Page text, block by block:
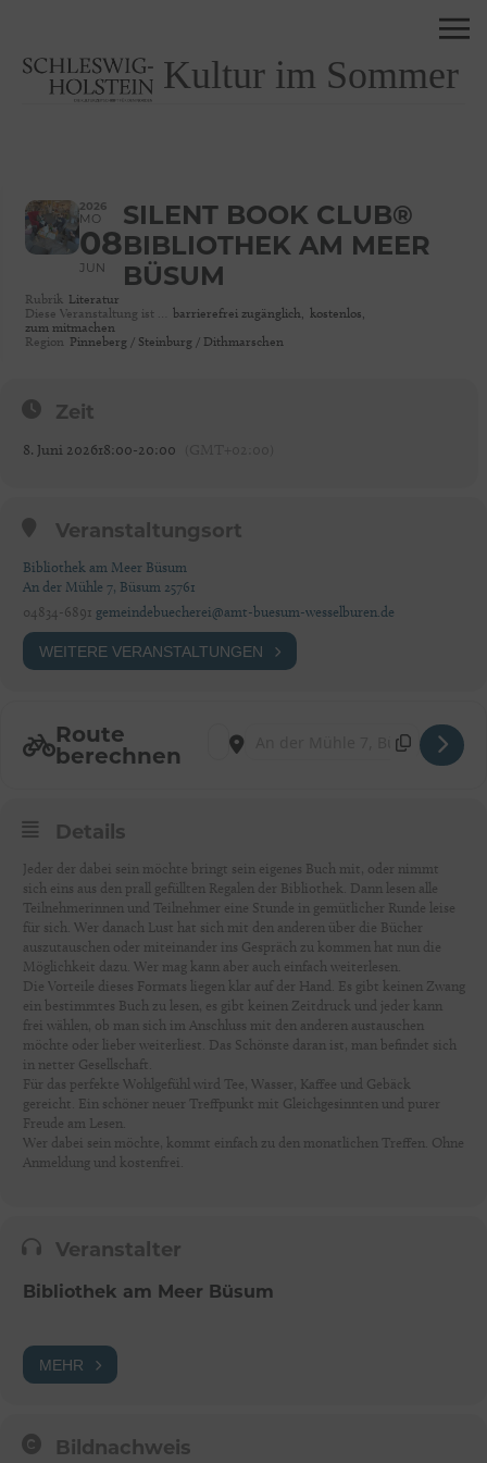
Kultur im Sommer
2026
MO
08
JUN
SILENT BOOK CLUB®
BIBLIOTHEK AM MEER
BÜSUM
Rubrik Literatur
Diese Veranstaltung ist … barrierefrei zugänglich, kostenlos,
zum mitmachen
Region Pinneberg / Steinburg / Dithmarschen
Zeit
8. Juni 202618:00-20:00
Veranstaltungsort
Bibliothek am Meer Büsum
An der Mühle 7, Büsum 25761
04834-6891 gemeindebuecherei@amt-buesum-wesselburen.de
WEITERE VERANSTALTUNGEN
Route
berechnen
Address - Silent Book Club® Bibliothek am
Destination Address - Silent Book
Details
Jeder der dabei sein möchte bringt sein eigenes Buch mit, oder nimmt
sich eins aus den prall gefüllten Regalen der Bibliothek. Dann lesen alle
Teilnehmerinnen und Teilnehmer eine Stunde in gemütlicher Runde leise
für sich. Wer danach Lust hat sich mit den anderen über die Bücher
auszutauschen oder miteinander ins Gespräch zu kommen hat nun die
Möglichkeit dazu. Wer mag kann aber auch einfach weiterlesen.
Die Vorteile dieses Formats liegen klar auf der Hand. Es gibt keinen Zwang
ein bestimmtes Buch zu lesen, es gibt keinen Zeitdruck und jeder kann
frei wählen, ob man sich im Anschluss mit den anderen austauschen
möchte oder lieber weiterliest. Das Schönste daran ist, man befindet sich
in netter Gesellschaft.
Für das perfekte Wohlgefühl wird Tee, Wasser, Kaffee und Gebäck
gereicht. Ein schöner neuer Treffpunkt mit Gleichgesinnten und purer
Freude am Lesen.
Wer dabei sein möchte, kommt einfach zu den monatlichen Treffen. Ohne
Anmeldung und kostenfrei.
Veranstalter
Bibliothek am Meer Büsum
MEHR
Bildnachweis